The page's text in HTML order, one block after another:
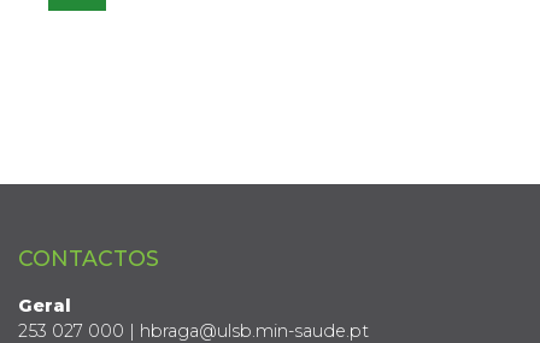
CONTACTOS
Geral
253 027 000 | hbraga@ulsb.min-saude.pt